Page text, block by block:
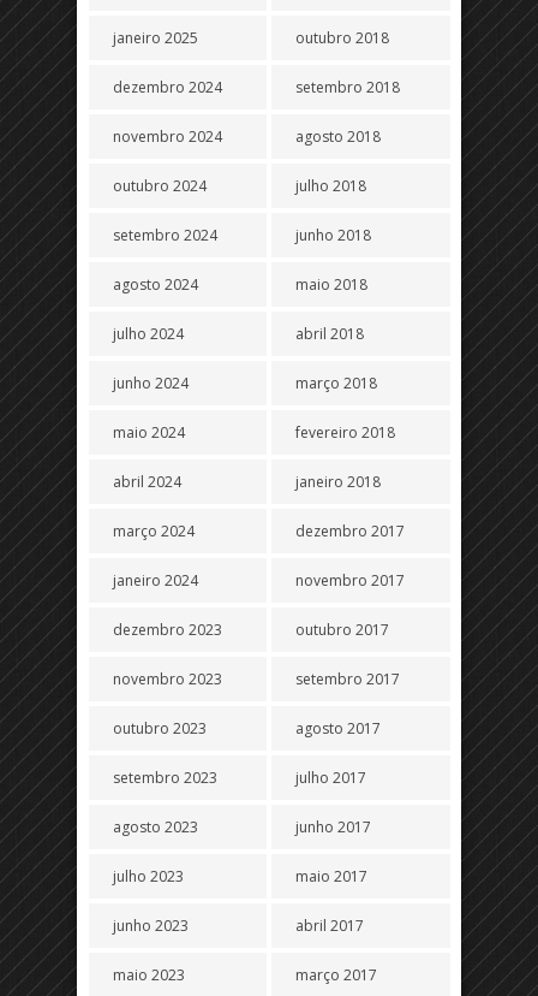
janeiro 2025
dezembro 2024
novembro 2024
outubro 2024
setembro 2024
agosto 2024
julho 2024
junho 2024
maio 2024
abril 2024
março 2024
janeiro 2024
dezembro 2023
novembro 2023
outubro 2023
setembro 2023
agosto 2023
julho 2023
junho 2023
maio 2023
outubro 2018
setembro 2018
agosto 2018
julho 2018
junho 2018
maio 2018
abril 2018
março 2018
fevereiro 2018
janeiro 2018
dezembro 2017
novembro 2017
outubro 2017
setembro 2017
agosto 2017
julho 2017
junho 2017
maio 2017
abril 2017
março 2017